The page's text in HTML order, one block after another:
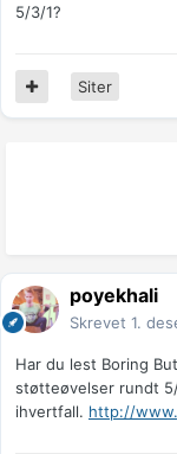
5/3/1?
Siter
poyekhali
Skrevet 1.
Har du lest Boring
støtteøvelser rundt
ihvertfall. http://